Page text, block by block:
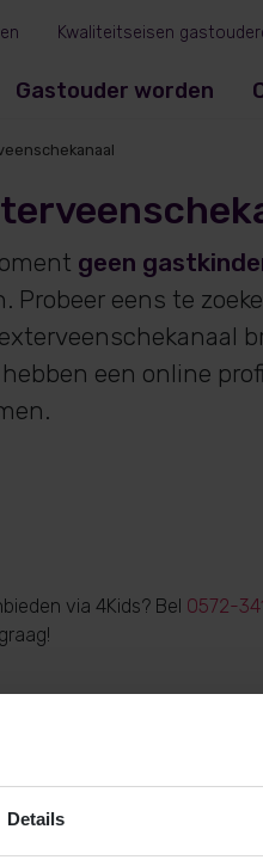
Details
Gastouder worden
Kwaliteitseisen
geen
Probeer eens te
een online
via 4Kids? Bel 0572-